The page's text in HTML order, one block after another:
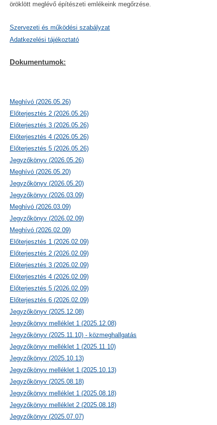
öröklött meglévő építészeti emlékeink megőrzése.
Szervezeti és működési szabályzat
Adatkezelési tájékoztató
Dokumentumok:
Meghívó (2026.05.26)
Előterjesztés 2 (2026.05.26)
Előterjesztés 3 (2026.05.26)
Előterjesztés 4 (2026.05.26)
Előterjesztés 5 (2026.05.26)
Jegyzőkönyv (2026.05.26)
Meghívó (2026.05.20)
Jegyzőkönyv (2026.05.20)
Jegyzőkönyv (2026.03.09)
Meghívó (2026.03.09)
Jegyzőkönyv (2026.02.09)
Meghívó (2026.02.09)
Előterjesztés 1 (2026.02.09)
Előterjesztés 2 (2026.02.09)
Előterjesztés 3 (2026.02.09)
Előterjesztés 4 (2026.02.09)
Előterjesztés 5 (2026.02.09)
Előterjesztés 6 (2026.02.09)
Jegyzőkönyv (2025.12.08)
Jegyzőkönyv melléklet 1 (2025.12.08)
Jegyzőkönyv (2025.11.10) - közmeghallgatás
Jegyzőkönyv melléklet 1 (2025.11.10)
Jegyzőkönyv (2025.10.13)
Jegyzőkönyv melléklet 1 (2025.10.13)
Jegyzőkönyv (2025.08.18)
Jegyzőkönyv melléklet 1 (2025.08.18)
Jegyzőkönyv melléklet 2 (2025.08.18)
Jegyzőkönyv (2025.07.07)